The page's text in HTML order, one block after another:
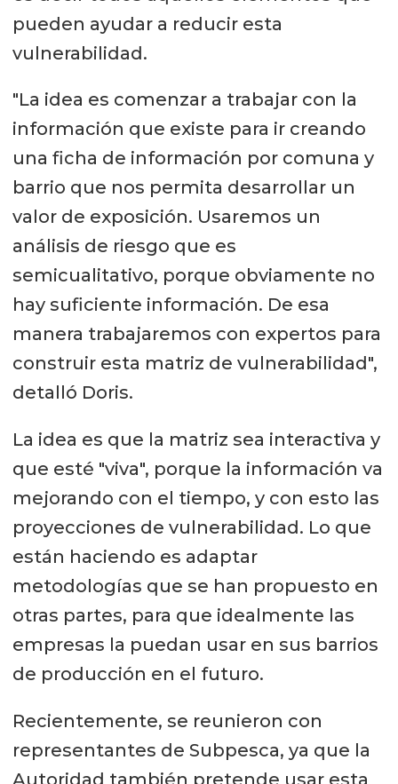
pueden ayudar a reducir esta
vulnerabilidad.
"La idea es comenzar a trabajar con la
información que existe para ir creando
una ficha de información por comuna y
barrio que nos permita desarrollar un
valor de exposición. Usaremos un
análisis de riesgo que es
semicualitativo, porque obviamente no
hay suficiente información. De esa
manera trabajaremos con expertos para
construir esta matriz de vulnerabilidad",
detalló Doris.
La idea es que la matriz sea interactiva y
que esté "viva", porque la información va
mejorando con el tiempo, y con esto las
proyecciones de vulnerabilidad. Lo que
están haciendo es adaptar
metodologías que se han propuesto en
otras partes, para que idealmente las
empresas la puedan usar en sus barrios
de producción en el futuro.
Recientemente, se reunieron con
representantes de Subpesca, ya que la